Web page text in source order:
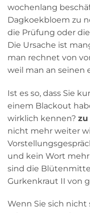
wochenlang
Dagkoekbloem zu
die Prüfung oder
Die Ursache ist
man rechnet von
weil man an seinen
Ist es so, dass Sie
einem Blackout
wirklich kennen? zu
nicht mehr weiter
und kein Wort
sind die
Gurkenkraut II von
Wenn Sie sich